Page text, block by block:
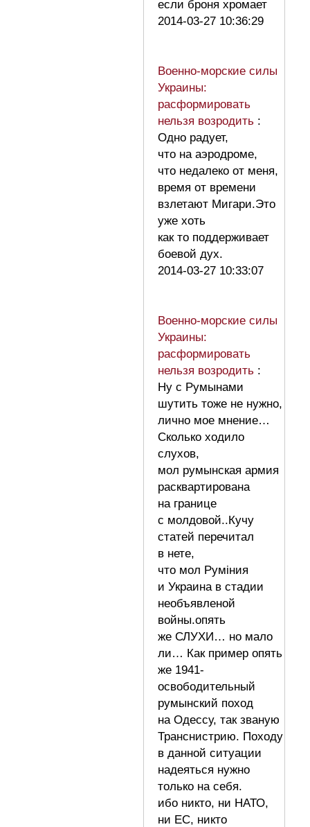
если броня хромает
2014-03-27 10:36:29
Военно-морские силы
Украины:
расформировать
нельзя возродить :
Одно радует,
что на аэродроме,
что недалеко от меня,
время от времени
взлетают Мигари.Это
уже хоть
как то поддерживает
боевой дух.
2014-03-27 10:33:07
Военно-морские силы
Украины:
расформировать
нельзя возродить :
Ну с Румынами
шутить тоже не нужно,
лично мое мнение…
Сколько ходило
слухов,
мол румынская армия
расквартирована
на границе
с молдовой..Кучу
статей перечитал
в нете,
что мол Руміния
и Украина в стадии
необъявленой
войны.опять
же СЛУХИ… но мало
ли… Как пример опять
же 1941-
освободительный
румынский поход
на Одессу, так званую
Транснистрию. Походу
в данной ситуации
надеяться нужно
только на себя.
ибо никто, ни НАТО,
ни ЕС, никто